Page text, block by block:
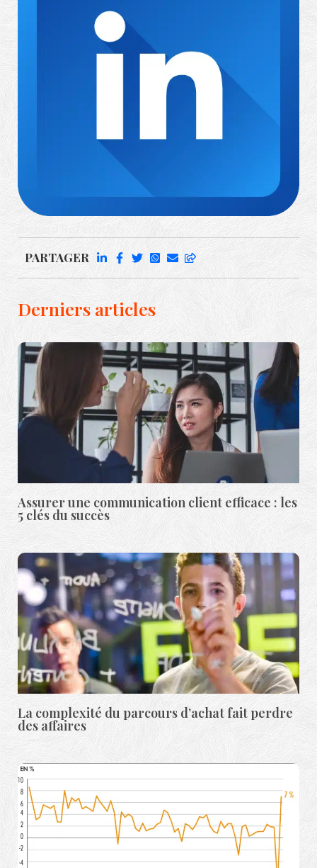
PARTAGER
Derniers articles
Assurer une communication client efficace : les
5 clés du succès
La complexité du parcours d’achat fait perdre
des affaires